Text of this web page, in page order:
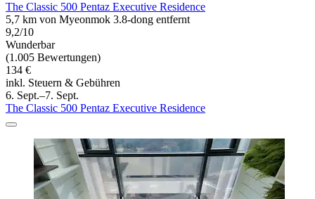
The Classic 500 Pentaz Executive Residence
5,7 km von Myeonmok 3.8-dong entfernt
9,2/10
Wunderbar
(1.005 Bewertungen)
134 €
inkl. Steuern & Gebühren
6. Sept.–7. Sept.
The Classic 500 Pentaz Executive Residence